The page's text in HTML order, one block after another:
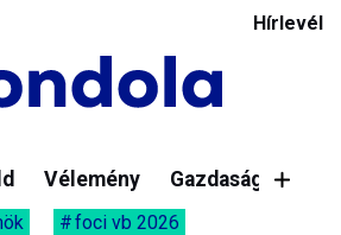
Hírlevél
Vélemény Gazdaság
foci vb 2026